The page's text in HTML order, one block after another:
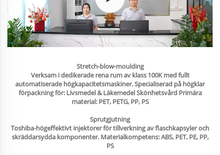
Stretch-blow-moulding
Verksam i dedikerade rena rum av klass 100K med fullt
automatiserade högkapacitetsmaskiner. Specialiserad på högklar
förpackning för: Livsmedel & Läkemedel Skönhetsvård Primära
material: PET, PETG, PP, PS
Sprutgjutning
Toshiba-högeffektivt injektorer för tillverkning av flaschkapsyler och
skräddarsydda komponenter. Materialkompetens: ABS, PET, PE, PP,
PS